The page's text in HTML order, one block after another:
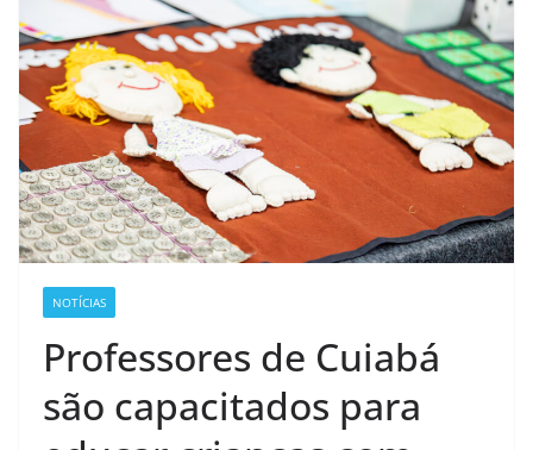
NOTÍCIAS
Professores de Cuiabá
são capacitados para